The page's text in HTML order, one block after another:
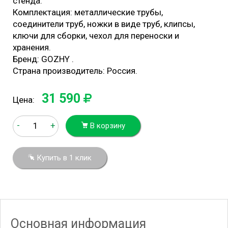
Комплектация: металлические трубы,
соединители труб, ножки в виде труб, клипсы,
ключи для сборки, чехол для переноски и
хранения.
Бренд: GOZHY .
Страна производитель: Россия.
Цена: 31 590
- + В корзину
Купить в 1 клик
Основная информация